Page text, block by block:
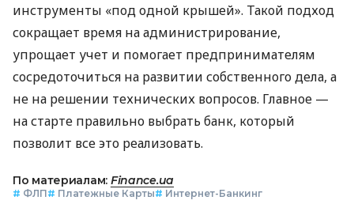
инструменты «под одной крышей». Такой подход
сокращает время на администрирование,
упрощает учет и помогает предпринимателям
сосредоточиться на развитии собственного дела, а
не на решении технических вопросов. Главное —
на старте правильно выбрать банк, который
позволит все это реализовать.
По материалам: Finance.ua
# ФЛП# Платежные Карты# Интернет-Банкинг